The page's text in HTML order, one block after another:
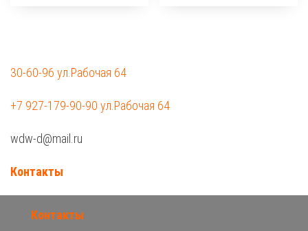
30-60-96 ул.Рабочая 64
+7 927-179-90-90 ул.Рабочая 64
wdw-d@mail.ru
Контакты
Контакты